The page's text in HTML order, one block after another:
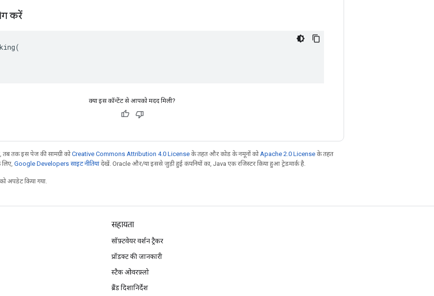
करें
क्या इस कॉन्टेंट से आपको मदद मिली?
तक इस पेज की सामग्री कोCreative Commons Attribution 4.0 License के तहत और कोड के नमूनों को Apache 2.0 License के तहत
Google Developers साइट नीतियांदेखें. Oracle और/या इससे जुड़ी हुई कंपनियों का, Java एक रजिस्टर किया हुआ ट्रेडमार्क है.
अपडेट किया गया.
सहायता
सॉफ़्टवेयर वर्शन ट्रैकर
प्रॉडक्ट की जानकारी
स्टैक ओवरफ़्लो
ब्रैंड दिशानिर्देश